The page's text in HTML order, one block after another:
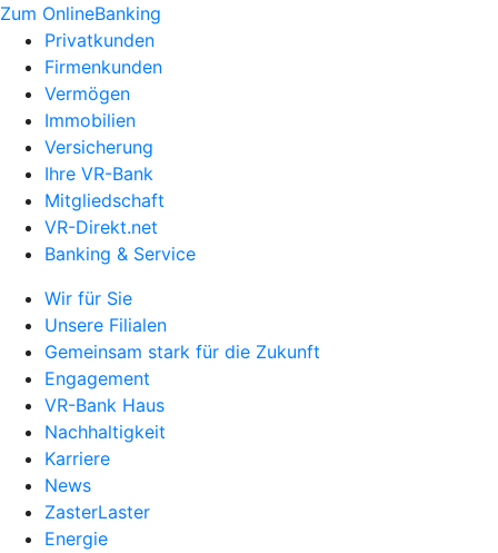
Zum OnlineBanking
Privatkunden
Firmenkunden
Vermögen
Immobilien
Versicherung
Ihre VR-Bank
Mitgliedschaft
VR-Direkt.net
Banking & Service
Wir für Sie
Unsere Filialen
Gemeinsam stark für die Zukunft
Engagement
VR-Bank Haus
Nachhaltigkeit
Karriere
News
ZasterLaster
Energie